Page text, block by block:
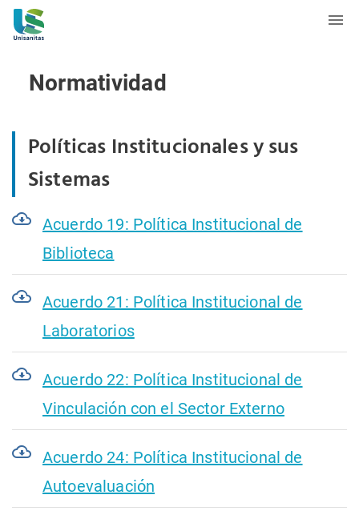
Normatividad
Políticas Institucionales y sus
Sistemas
Acuerdo 19: Política Institucional de
Biblioteca
Acuerdo 21: Política Institucional de
Laboratorios
Acuerdo 22: Política Institucional de
Vinculación con el Sector Externo
Acuerdo 24: Política Institucional de
Autoevaluación